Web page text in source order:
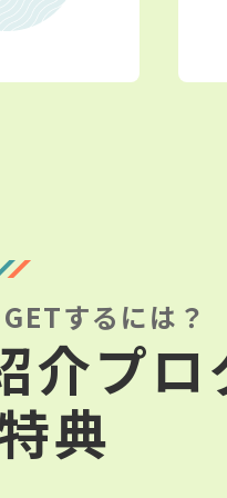
するには？
介プ
典